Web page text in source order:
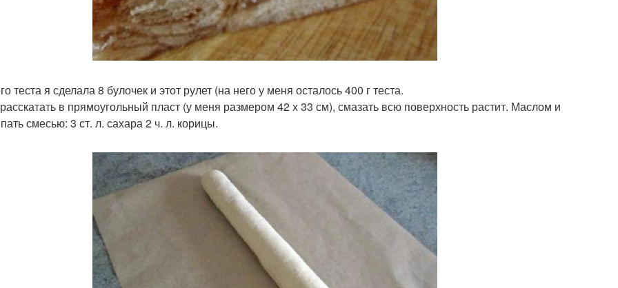
теста я сделала 8 булочек и этот рулет (на него у меня осталось 400 г теста.
в прямоугольный пласт (у меня размером 42 х 33 см), смазать всю поверхность растит. Маслом и
смесью: 3 ст. л. сахара 2 ч. л. корицы.